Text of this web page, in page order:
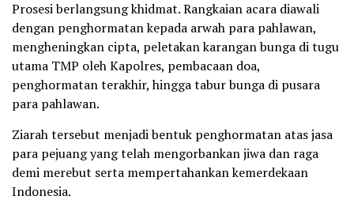
Prosesi berlangsung khidmat. Rangkaian acara diawali
dengan penghormatan kepada arwah para pahlawan,
mengheningkan cipta, peletakan karangan bunga di tugu
utama TMP oleh Kapolres, pembacaan doa,
penghormatan terakhir, hingga tabur bunga di pusara
para pahlawan.
Ziarah tersebut menjadi bentuk penghormatan atas jasa
para pejuang yang telah mengorbankan jiwa dan raga
demi merebut serta mempertahankan kemerdekaan
Indonesia.